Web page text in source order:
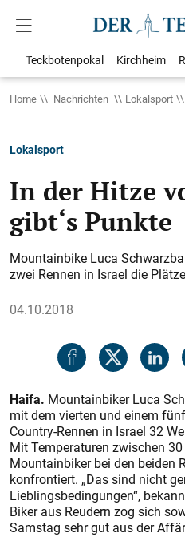
Teckbotenpokal Kirchheim
Home Nachrichten Lokalsport
Lokalsport
In der Hitze
gibt‘s Punkte
Mountainbike Luca
zwei Rennen in Israel die
04.10.2018
Haifa. Mountainbiker Luca
mit dem vierten und einem
Country-Rennen in Israel 32
Mit Temperaturen zwischen
Mountainbiker bei den beiden
konfrontiert. „Das sind nicht
Lieblingsbedingungen“,
Biker aus Reudern zog sich
Samstag sehr gut aus der